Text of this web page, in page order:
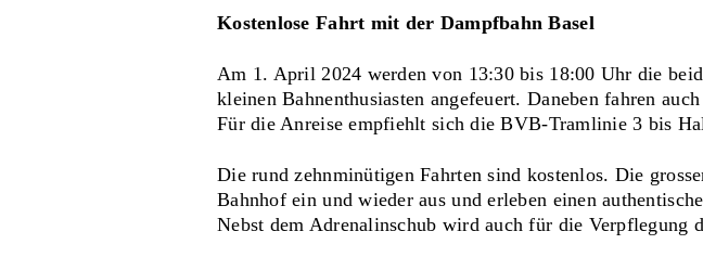
Kostenlose Fahrt mit der Dampfbahn Basel
Am 1. April 2024 werden von 13:30 bis 18:00 Uhr die
kleinen Bahnenthusiasten angefeuert. Daneben fahren
Für die Anreise empfiehlt sich die BVB-Tramlinie 3 bis
Die rund zehnminütigen Fahrten sind kostenlos. Die
Bahnhof ein und wieder aus und erleben einen
Nebst dem Adrenalinschub wird auch für die Verpflegung